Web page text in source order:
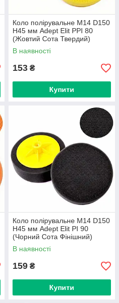
Коло полірувальне M14 D150
H45 мм Adept Elit PPI 80
(Жовтий Сота Твердий)
В наявності
153 ₴
Купити
Коло полірувальне M14 D150
H45 мм Adept Elit PI 90
(Чорний Сота Фінішний)
В наявності
159 ₴
Купити